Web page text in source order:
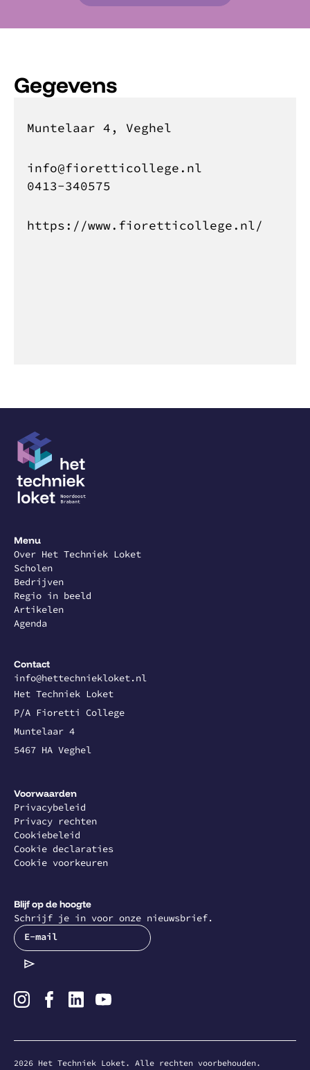
Gegevens
Muntelaar 4, Veghel
info@fioretticollege.nl
0413-340575
https://www.fioretticollege.nl/
Menu
Over Het Techniek Loket
Scholen
Bedrijven
Regio in beeld
Artikelen
Agenda
Contact
info@hettechniekloket.nl
Het Techniek Loket
P/A Fioretti College
Muntelaar 4
5467 HA Veghel
Voorwaarden
Privacybeleid
Privacy rechten
Cookiebeleid
Cookie declaraties
Cookie voorkeuren
Blijf op de hoogte
Schrijf je in voor onze nieuwsbrief.
E-mail
2026Het Techniek Loket. Alle rechten voorbehouden.